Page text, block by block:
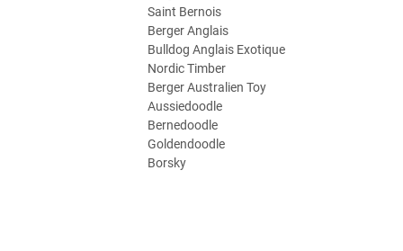
Saint Bernois
Berger Anglais
Bulldog Anglais Exotique
Nordic Timber
Berger Australien Toy
Aussiedoodle
Bernedoodle
Goldendoodle
Borsky